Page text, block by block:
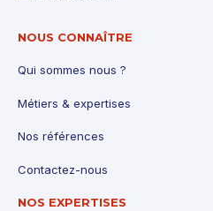
NOUS CONNAÎTRE
Qui sommes nous ?
Métiers & expertises
Nos références
Contactez-nous
NOS EXPERTISES